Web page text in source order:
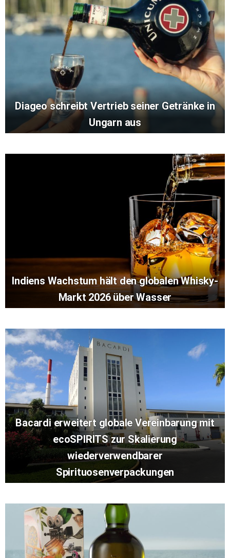
Diageo schreibt Vertrieb seiner Getränke in
Ungarn aus
Indiens Wachstum hält den globalen Whisky-
Markt 2026 über Wasser
Bacardi erweitert globale Vereinbarung mit
ecoSPIRITS zur Skalierung
wiederverwendbarer
Spirituosenverpackungen